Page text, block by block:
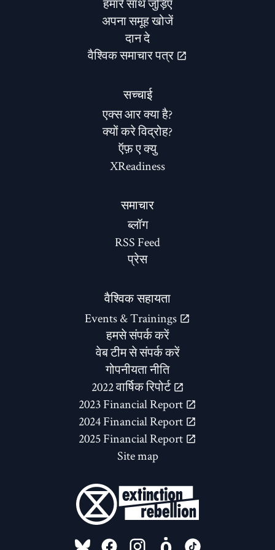
हमारे साथ जुड़िए
अपना समूह खोजें
दान दे
वैश्विक समाचार पत्र
सच्चाई
एक्स आर क्या है?
क्यों करे विद्रोह?
ऍफ़ ए क्यु
XReadiness
समाचार
ब्लॉग
RSS Feed
प्रेस
वैश्विक सहायता
Events & Trainings
हमसे संपर्क करें
वेब टीम से संपर्क करें
गोपनीयता नीति
2022 वार्षिक रिपोर्ट
2023 Financial Report
2024 Financial Report
2025 Financial Report
Site map
FOLLOW US ON